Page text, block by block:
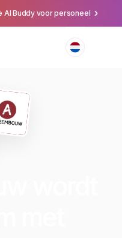
AI Buddy voor personeel